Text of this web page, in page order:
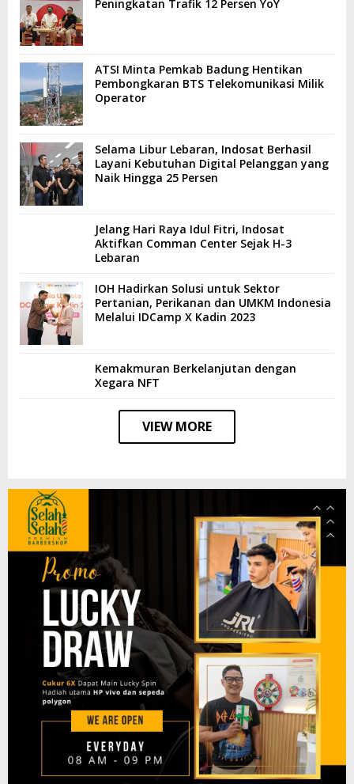
Peningkatan Trafik 12 Persen YoY
ATSI Minta Pemkab Badung Hentikan
Pembongkaran BTS Telekomunikasi Milik
Operator
Selama Libur Lebaran, Indosat Berhasil
Layani Kebutuhan Digital Pelanggan yang
Naik Hingga 25 Persen
Jelang Hari Raya Idul Fitri, Indosat
Aktifkan Comman Center Sejak H-3
Lebaran
IOH Hadirkan Solusi untuk Sektor
Pertanian, Perikanan dan UMKM Indonesia
Melalui IDCamp X Kadin 2023
Kemakmuran Berkelanjutan dengan
Xegara NFT
VIEW MORE